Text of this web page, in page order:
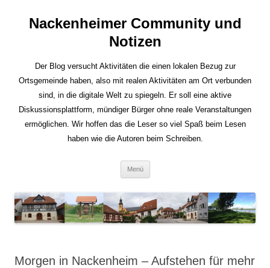
Nackenheimer Community und
Notizen
Der Blog versucht Aktivitäten die einen lokalen Bezug zur
Ortsgemeinde haben, also mit realen Aktivitäten am Ort verbunden
sind, in die digitale Welt zu spiegeln. Er soll eine aktive
Diskussionsplattform, mündiger Bürger ohne reale Veranstaltungen
ermöglichen. Wir hoffen das die Leser so viel Spaß beim Lesen
haben wie die Autoren beim Schreiben.
Menü
Morgen in Nackenheim – Aufstehen für mehr